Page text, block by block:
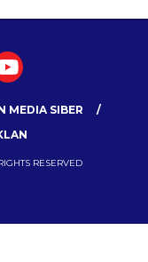
MEDIA SIBER
RESERVED